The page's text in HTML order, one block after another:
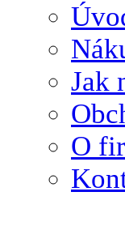
Jak
O